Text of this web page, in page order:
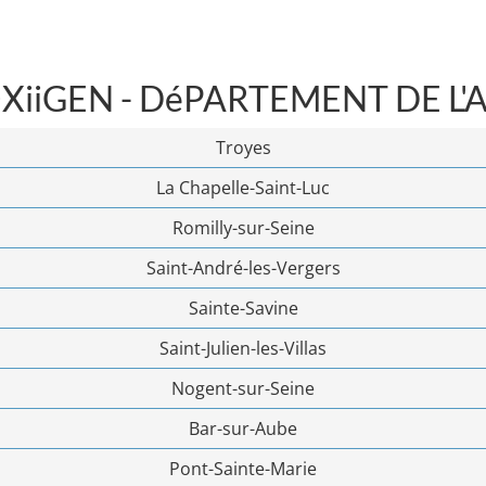
- DéPARTEMENT DE
Troyes
La Chapelle-Saint-Luc
Romilly-sur-Seine
Saint-André-les-Vergers
Sainte-Savine
Saint-Julien-les-Villas
Nogent-sur-Seine
Bar-sur-Aube
Pont-Sainte-Marie